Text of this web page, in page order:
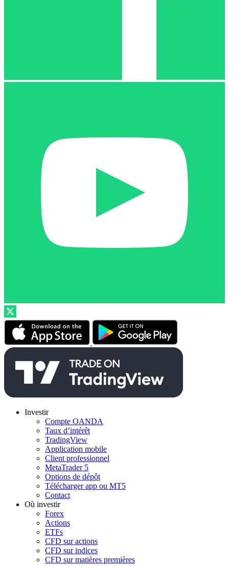
Investir
Compte OANDA
Taux d’intérêt
TradingView
Application mobile
Client professionnel
MetaTrader 5
Options de dépôt
Télécharger app ou MT5
Contact
Où investir
Forex
Actions
ETFs
CFD sur actions
CFD sur indices
CFD sur matières premières